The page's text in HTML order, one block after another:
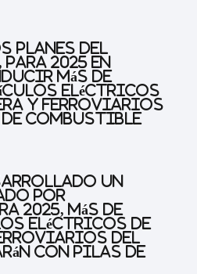
planes del
2025 en
más de
eléctricos
y ferroviarios
combustible
un
por
2025, más de
eléctricos de
del
con pilas de